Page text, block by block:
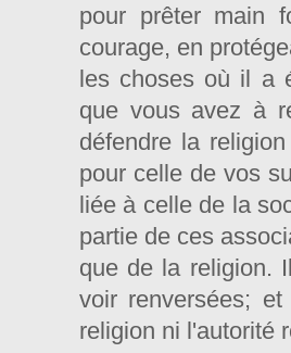
pour prêter main
courage, en
les choses où il a
que vous avez à
défendre la
pour celle de vos
liée à celle de la
partie de ces
que de la religion.
voir renversées;
religion ni l'autorité